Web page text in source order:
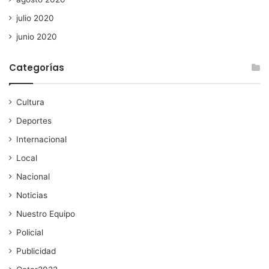
julio 2020
junio 2020
Categorías
Cultura
Deportes
Internacional
Local
Nacional
Noticias
Nuestro Equipo
Policial
Publicidad